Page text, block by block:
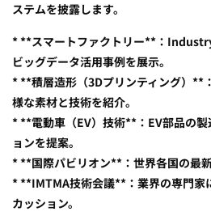
ステムを披露します。
* **スマートファクトリー**：
ビッグデータ活用事例を展示。
* **積層造形（3Dプリンティング）**
様な素材と技術を紹介。
* **電動車（EV）技術**：EV部品の
ョンを提案。
* **国際パビリオン**：世界各国の最
* **IMTMA技術会議**：業界の専門家
カッション。